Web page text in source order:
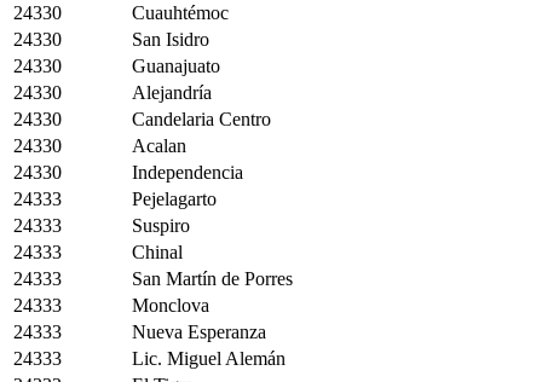
24330
Cuauhtémoc
24330
San Isidro
24330
Guanajuato
24330
Alejandría
24330
Candelaria Centro
24330
Acalan
24330
Independencia
24333
Pejelagarto
24333
Suspiro
24333
Chinal
24333
San Martín de Porres
24333
Monclova
24333
Nueva Esperanza
24333
Lic. Miguel Alemán